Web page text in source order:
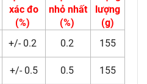
xác đo
(%)
nhỏ nhất
(%)
lượng
(g)
+/- 0.2 0.2
155
+/- 0.5 0.5
155